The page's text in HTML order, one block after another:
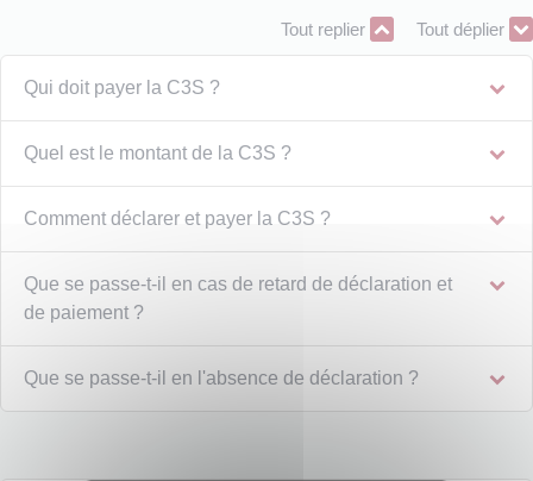
Tout replier Tout déplier
Qui doit payer la C3S ?
Quel est le montant de la C3S ?
Comment déclarer et payer la C3S ?
Que se passe-t-il en cas de retard de déclaration et
de paiement ?
Que se passe-t-il en l'absence de déclaration ?